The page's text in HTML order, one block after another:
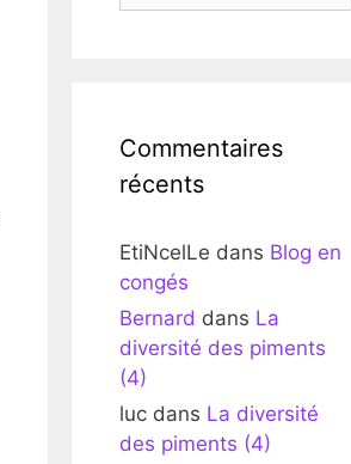
Commentaires
récents
EtiNcelLe dans Blog en
congés
Bernard dans La
diversité des piments
(4)
luc dans La diversité
des piments (4)